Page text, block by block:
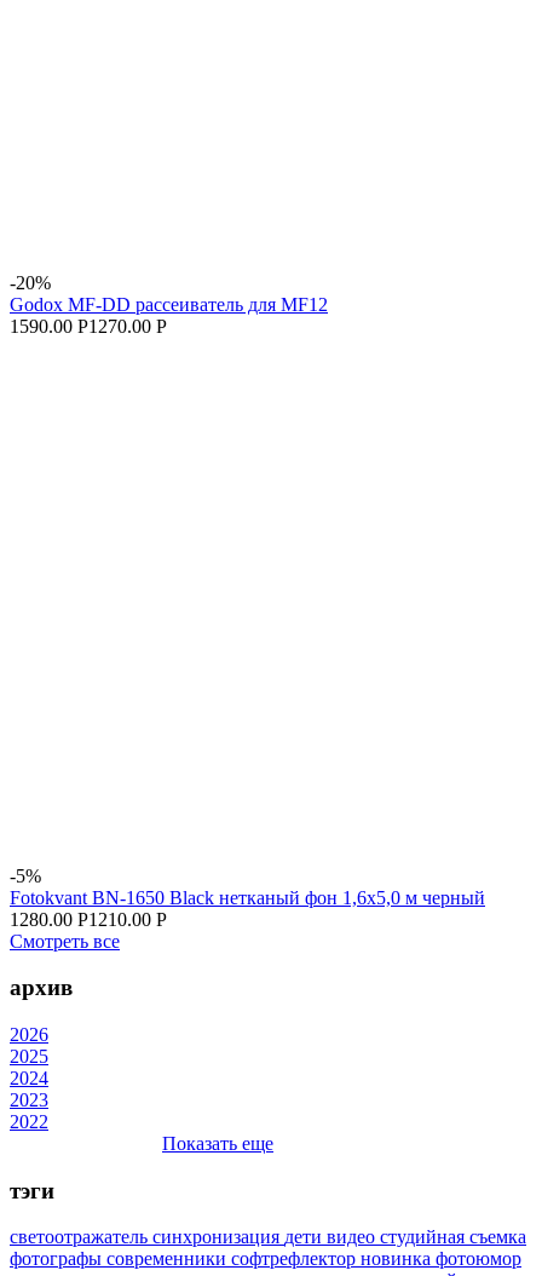
-20%
Godox MF-DD рассеиватель для MF12
1590.00 Р1270.00 Р
-5%
Fotokvant BN-1650 Black нетканый фон 1,6х5,0 м черный
1280.00 Р1210.00 Р
Смотреть все
архив
2026
2025
2024
2023
2022
Показать еще
тэги
светоотражатель синхронизация дети видео студийная съемка
фотографы современники софтрефлектор новинка фотоюмор